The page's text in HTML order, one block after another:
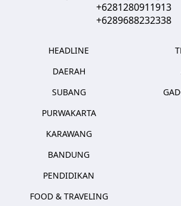
+6281280911913
+6289688232338
HEADLINE
DAERAH
SUBANG
PURWAKARTA
KARAWANG
BANDUNG
PENDIDIKAN
FOOD & TRAVELING